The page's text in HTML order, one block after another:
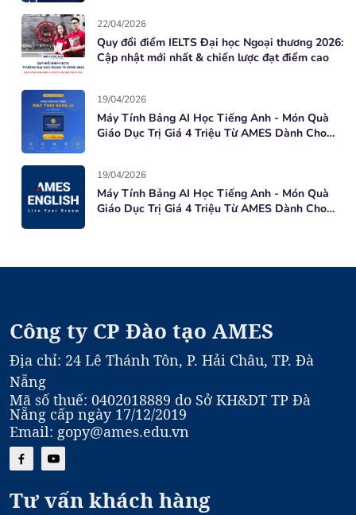
22/04/2026
Quy đổi điểm IELTS Đại học Ngoại thương 2026:
Cập nhật mới nhất & chiến lược đạt điểm cao
19/04/2026
Máy Tính Bảng AI Học Tiếng Anh - Món Quà
Giáo Dục Trị Giá 4 Triệu Từ AMES Dành Cho
19/04/2026
Máy Tính Bảng AI Học Tiếng Anh - Món Quà
Giáo Dục Trị Giá 4 Triệu Từ AMES Dành Cho
Công ty CP Đào tạo AMES
Địa chỉ: 24 Lê Thánh Tôn, P. Hải Châu, TP. Đà
Nẵng
Mã số thuế: 0402018889 do Sở KH&DT TP Đà
Nẵng cấp ngày 17/12/2019
Email: gopy@ames.edu.vn
Tư vấn khách hàng